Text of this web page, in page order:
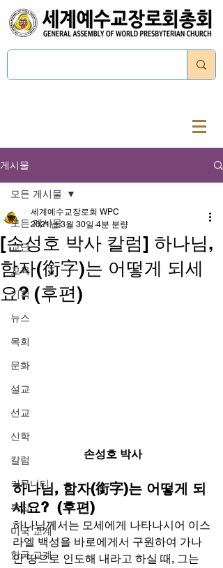
게시물
모든 게시물
교단
교육
기획
뉴스
목회
문화
설교
선교
신학
칼럼
커뮤니티
특집
미국 교계
한국 교계
모든 게시물
[손성호 박사 칼럼] 하나님,
함자(銜字)는 어떻게 되세
요? (후편)
세계예수교장로회 WPC
2021년 3월 30일 4분 분량
손성호 박사
하나님, 함자(銜字)는 어떻게 되
세요?  (후편)
하나님께서는 모세에게 나타나시어 이스
라엘 백성을 바로에게서 구원하여 가나
안 땅으로 인도해 내라고 하실 때, 그는